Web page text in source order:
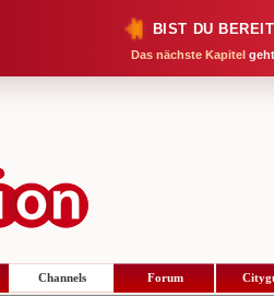
BIST DU
Das nächste Kapitel
Channels Forum